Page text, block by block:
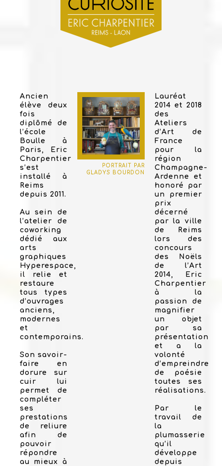
Ancien
élève deux
fois
diplômé de
l’école
Boulle à
Paris, Eric
Charpentier
s’est
installé à
Reims
depuis 2011.
Au sein de
l’atelier de
coworking
dédié aux
arts
graphiques
Hyperespace,
il relie et
restaure
tous types
d’ouvrages
anciens,
modernes
et
contemporains.
Son savoir-
faire en
dorure sur
cuir lui
permet de
compléter
ses
prestations
de reliure
afin de
pouvoir
répondre
au mieux à
PORTRAIT PAR
GLADYS BOURDON
Lauréat
2014 et 2018
des
Ateliers
d’Art de
France
pour la
région
Champagne-
Ardenne et
honoré par
un premier
prix
décerné
par la ville
de Reims
lors des
concours
des Noëls
de l’Art
2014, Eric
Charpentier
à la
passion de
magnifier
un objet
par sa
présentation
et a la
volonté
d’empreindre
de poésie
toutes ses
réalisations.
Par le
travail de
la
plumasserie
qu’il
développe
depuis